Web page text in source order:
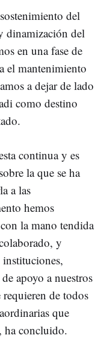
del
dinamización del
en una fase de
el mantenimiento
a dejar de lado
como destino
continua y es
la que se ha
a las
hemos
la mano tendida
y
apoyo a nuestros
de todos
que
ha concluido.